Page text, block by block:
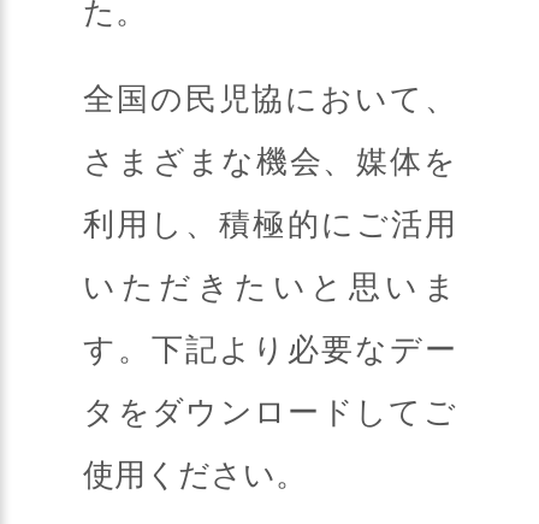
た。
全国の民児協において、
さまざまな機会、媒体を
利用し、積極的にご活用
いただきたいと思いま
す。下記より必要なデー
タをダウンロードしてご
使用ください。